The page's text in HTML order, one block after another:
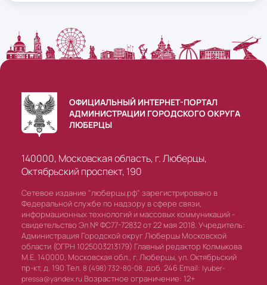
ОФИЦИАЛЬНЫЙ ИНТЕРНЕТ-ПОРТАЛ
АДМИНИСТРАЦИИ ГОРОДСКОГО ОКРУГА
ЛЮБЕРЦЫ
140000, Московская область, г. Люберцы,
Октябрьский проспект, 190
Сетевое издание "люберцы.рф" зарегистрировано в
Федеральной службе по надзору в сфере связи,
информационных технологий и массовых коммуникаций -
свидетельство Эл № ФС77-72832 от 22 мая 2018. Учредитель:
Администрация Городской округ Люберцы Московской
области (ОГРН 1025003213179) Главный редактор Колмыкова
М.Е. 140000, Московская обл., г. Люберцы, ул. Октябрьский
пр-кт, д. 190 Тел. 8 (498) 732-80-08, доб. 246 Email: lyuber-
pressa@yandex.ru Возрастное ограничение: 12+